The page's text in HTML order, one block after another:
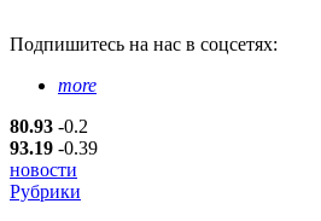
Подпишитесь на нас в соцсетях:
more
80.93 -0.2
93.19 -0.39
новости
Рубрики